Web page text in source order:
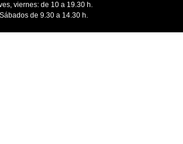
viernes: de 10 a 19.30 h.
de 9.30 a 14.30 h.